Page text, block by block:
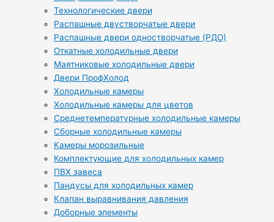
Технологические двери
Распашные двустворчатые двери
Распашные двери одностворчатые (РДО)
Откатные холодильные двери
Маятниковые холодильные двери
Двери ПрофХолод
Холодильные камеры
Холодильные камеры для цветов
Среднетемпературные холодильные камеры
Сборные холодильные камеры
Камеры морозильные
Комплектующие для холодильных камер
ПВХ завеса
Пандусы для холодильных камер
Клапан выравнивания давления
Доборные элементы